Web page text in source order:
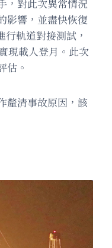
，對此次異常情況
影響，並盡快恢復
軌道對接測試，
現載人登月。此次
估。
釐清事故原因，該